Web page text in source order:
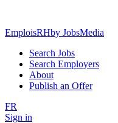
EmploisRHby JobsMedia
Search Jobs
Search Employers
About
Publish an Offer
FR
Sign in